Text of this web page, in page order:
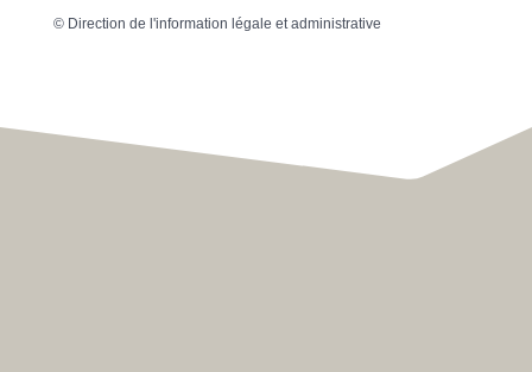
© Direction de l'information légale et administrative